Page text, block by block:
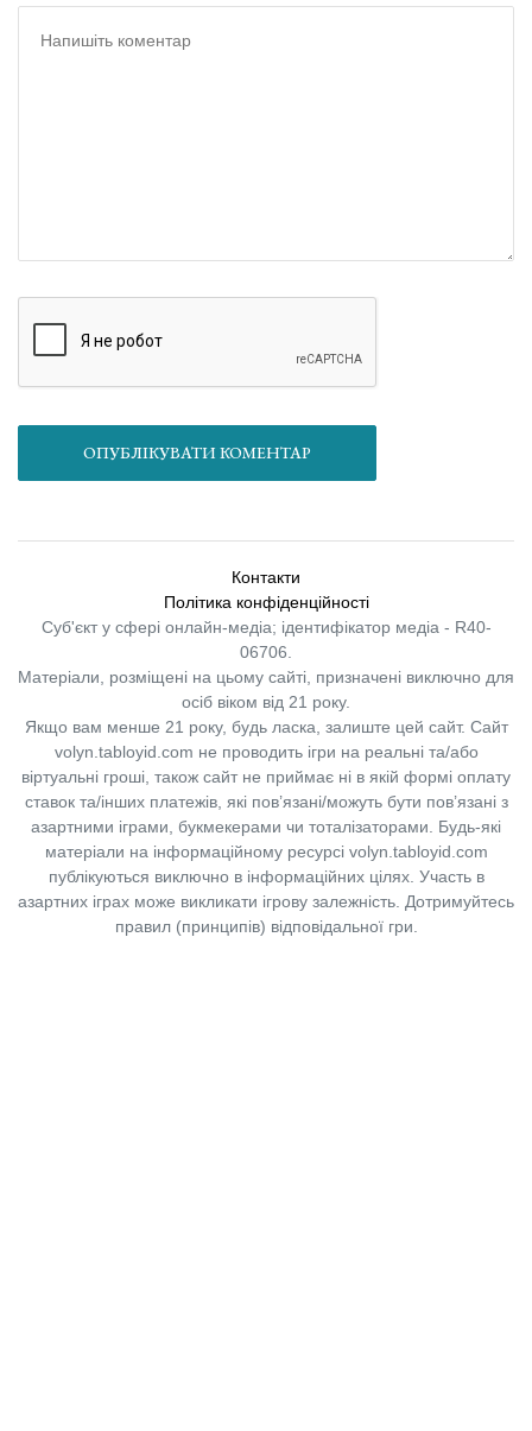
ОПУБЛІКУВАТИ КОМЕНТАР
Контакти
Політика конфіденційності
Суб'єкт у сфері онлайн-медіа; ідентифікатор медіа - R40-
06706.
Матеріали, розміщені на цьому сайті, призначені виключно для
осіб віком від 21 року.
Якщо вам менше 21 року, будь ласка, залиште цей сайт. Сайт
volyn.tabloyid.com не проводить ігри на реальні та/або
віртуальні гроші, також сайт не приймає ні в якій формі оплату
ставок та/інших платежів, які пов’язані/можуть бути пов’язані з
азартними іграми, букмекерами чи тоталізаторами. Будь-які
матеріали на інформаційному ресурсі volyn.tabloyid.com
публікуються виключно в інформаційних цілях. Участь в
азартних іграх може викликати ігрову залежність. Дотримуйтесь
правил (принципів) відповідальної гри.